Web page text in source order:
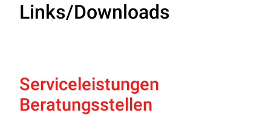
Links/Downloads
Serviceleistungen
Beratungsstellen